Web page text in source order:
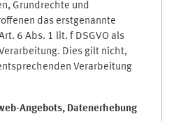
Grundrechte und
das erstgenannte
6 Abs. 1 lit. f DSGVO als
Dies gilt nicht,
Verarbeitung
Angebots, Datenerhebung